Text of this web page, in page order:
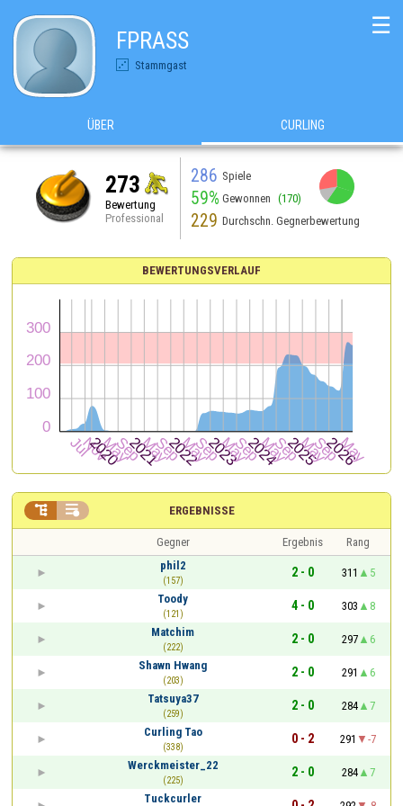
FPRASS
Stammgast
☰
ÜBER CURLING
273
Bewertung
Professional
286 Spiele
59% Gewonnen (170)
229 Durchschn. Gegnerbewertung
BEWERTUNGSVERLAUF
ERGEBNISSE
 
Gegner Ergebnis
Rang
phil2
(157)
2 - 0 311
5
Toody
(121)
4 - 0 303
8
Matchim
(222)
2 - 0 297
6
Shawn Hwang
(203)
2 - 0 291
6
Tatsuya37
(259)
2 - 0 284
7
Curling Tao
(338)
0 - 2 291
-7
Werckmeister_22
(225)
2 - 0 284
7
Tuckcurler